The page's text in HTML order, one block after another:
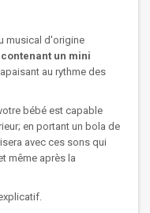
musical d'origine
un mini
au rythme des
bébé est capable
en portant un bola de
avec ces sons qui
même après la